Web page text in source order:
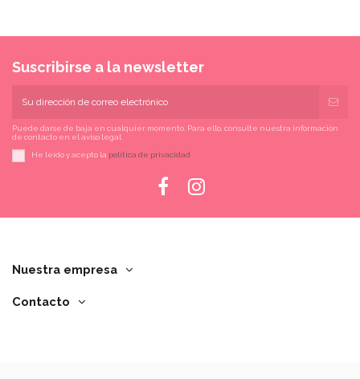
Suscribirse a la newsletter
Puede darse de baja en cualquier momento. Para ello, consulte nuestra información
de contacto en el aviso legal.
He leído y acepto la política de privacidad
Nuestra empresa
Contacto